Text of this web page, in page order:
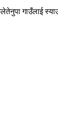
गाउँलाई